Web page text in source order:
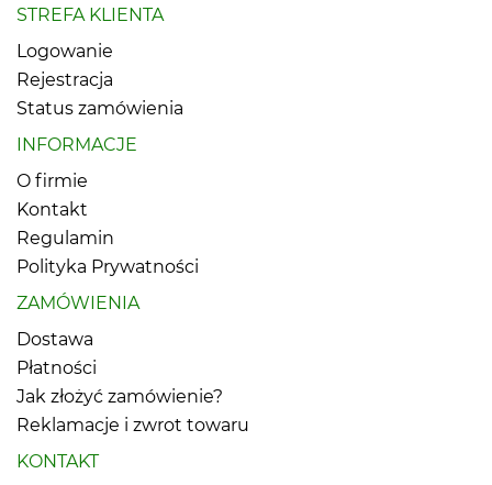
STREFA KLIENTA
Logowanie
Rejestracja
Status zamówienia
INFORMACJE
O firmie
Kontakt
Regulamin
Polityka Prywatności
ZAMÓWIENIA
Dostawa
Płatności
Jak złożyć zamówienie?
Reklamacje i zwrot towaru
KONTAKT